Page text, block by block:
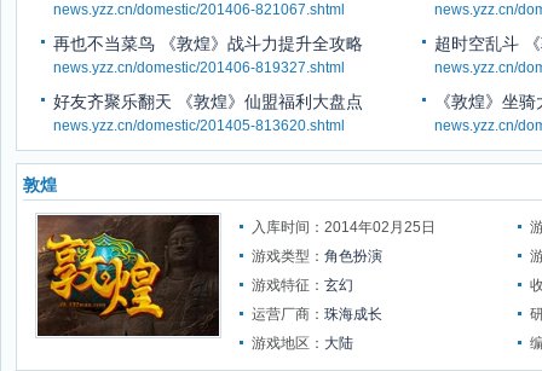
news.yzz.cn/domestic/201406-821067.shtml news.yzz.cn/
再也不当菜鸟 《敦煌》战斗力提升全攻略
news.yzz.cn/domestic/201406-819327.shtml
超时空乱斗
news.yzz.cn/
好友齐聚乐翻天 《敦煌》仙盟福利大盘点
news.yzz.cn/domestic/201405-813620.shtml
《敦煌》坐
news.yzz.cn/
敦煌
入库时间：2014年02月25日
游戏类型： 角色扮演
游戏特征： 玄幻
运营厂商： 珠海成长
游戏地区： 大陆